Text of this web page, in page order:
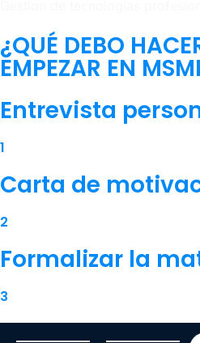
¿QUÉ DEBO
EMPEZAR EN
Entrevista
1
Carta de
2
Formalizar la
3